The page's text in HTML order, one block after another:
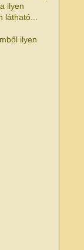
ilyen
ilyen